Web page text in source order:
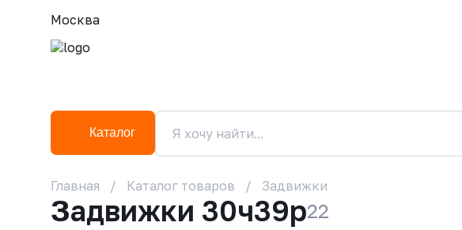
Москва
Каталог
Главная Каталог товаров Задвижки
Задвижки 30ч39р22